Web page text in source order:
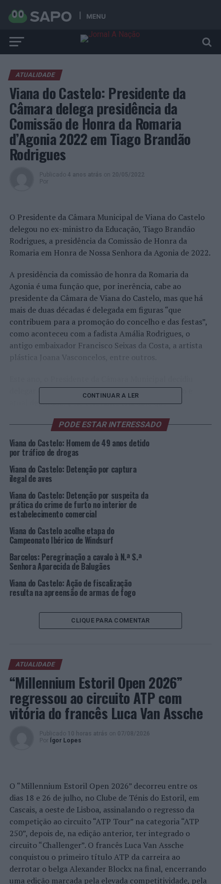
MENU
ATUALIDADE
Viana do Castelo: Presidente da
Câmara delega presidência da
Comissão de Honra da Romaria
d’Agonia 2022 em Tiago Brandão
Rodrigues
Publicado 4 anos atrás on 20/05/2022
Por
O Presidente da Câmara Municipal de Viana do Castelo
delegou no ex-ministro da Educação, Tiago Brandão
Rodrigues, a presidência da Comissão de Honra da
Romaria em Honra de Nossa Senhora da Agonia de 2022.
A presidência da comissão de honra da Romaria da
Agonia é uma função que, por inerência, cabe ao
presidente da Câmara de Viana do Castelo, mas que há
mais de duas décadas é delegada em figuras “que
contribuem para a promoção do concelho e das festas”,
como aconteceu com a fadista Amália Rodrigues, o
antigo embaixador Francisco Seixas da Costa, a artista
plástica Joana Vasconcelos, entre outros.
delegar em Tiago Brandão Rodrigues, ex-ministro e
atual deputado, pelo relevante trabalho que
Viana do Castelo receber diversos eventos, como por
exemplo, o Campeonato Nacional de Desporto Escolar a
decorrer neste momento ou a apresentação pública em
altura da Presidência Portuguesa do Conselho da União
Europeia.
Foi, também, graças ao seu apoio que Viana do Castelo
recebeu grandes investimentos na requalificação do
parque escolar, destacando-se a reabilitação das escolas
Frei Bartolomeu dos Mártires, Barroselas e Monte da
Ola. O impulso dos equipamentos desportivos e a
divulgação de Viana do Castelo no mapa nacional e
europeu foram igualmente apanágio do seu trabalho dos
últimos anos.
Tiago Brandão Rodrigues nasceu em Braga, em 1977,
tendo crescido em Paredes de Coura. Em 2000, concluiu
seguintes, realizou investigação científica na
Universidade de Dallas e no Instituto de Investigações
Biomédicas do Conselho Superior de Investigações
Científicas, em Madrid, trabalho que conduziu ao seu
Doutoramento em Bioquímica, especialidade de Biofísica
Molecular, pela Universidade de Coimbra. Durante este
período, dedicou-se ao estudo do metabolismo cerebral
em doenças neurodegenerativas, tendo a sua tese sido
noCancer Research UKda Universidade de Cambridge,
estando igualmente associado ao Corpus Christi College
Foi financiado pela Comissão Europeia, através do
Programa Marie Curie, e pela Organização Europeia de
Biologia Molecular (EMBO).
Sendo membro de várias sociedades científicas
internacionais, publicou dezenas de artigos em livros da
especialidade e em importantes revistas científicas
CONTINUAR A LER
PODE ESTAR INTERESSADO
Viana do Castelo: Homem de 49 anos detido
por tráfico de drogas
Viana do Castelo: Detenção por captura
ilegal de aves
Viana do Castelo: Detenção por suspeita da
prática do crime de furto no interior de
estabelecimento comercial
Viana do Castelo acolhe etapa do
Campeonato Ibérico de Windsurf
Barcelos: Peregrinação a cavalo à N.ª S.ª
Senhora Aparecida de Balugães
Viana do Castelo: Ação de fiscalização
resulta na apreensão de armas de fogo
CLIQUE PARA COMENTAR
ATUALIDADE
“Millennium Estoril Open 2026”
regressou ao circuito ATP com
vitória do francês Luca Van Assche
Publicado 10 horas atrás on 07/08/2026
Por
Ígor Lopes
O “Millennium Estoril Open 2026” decorreu entre os
dias 18 e 26 de julho, no Clube de Ténis do Estoril, em
Cascais, a oeste de Lisboa, assinalando o regresso da
competição ao circuito “ATP Tour” na categoria “ATP
250”, depois de, na edição anterior, ter integrado o
circuito “Challenger”. O francês Luca Van Assche
conquistou o primeiro título ATP da carreira ao
derrotar o belga Alexander Blockx na final, encerrando
uma edição marcada pela elevada competitividade, pela